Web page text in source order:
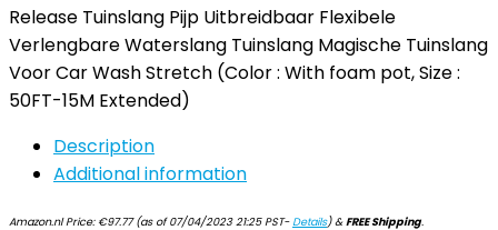
Release Tuinslang Pijp Uitbreidbaar Flexibele
Verlengbare Waterslang Tuinslang Magische Tuinslang
Voor Car Wash Stretch (Color : With foam pot, Size :
50FT-15M Extended)
Description
Additional information
Amazon.nl Price: €97.77(as of 07/04/2023 21:25 PST-Details)&FREE Shipping.